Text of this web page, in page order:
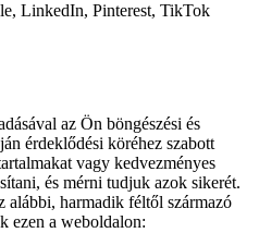
LinkedIn, Pinterest, TikTok
az Ön böngészési és
érdeklődési köréhez szabott
vagy kedvezményes
és mérni tudjuk azok sikerét.
alábbi, harmadik féltől származó
ezen a weboldalon: